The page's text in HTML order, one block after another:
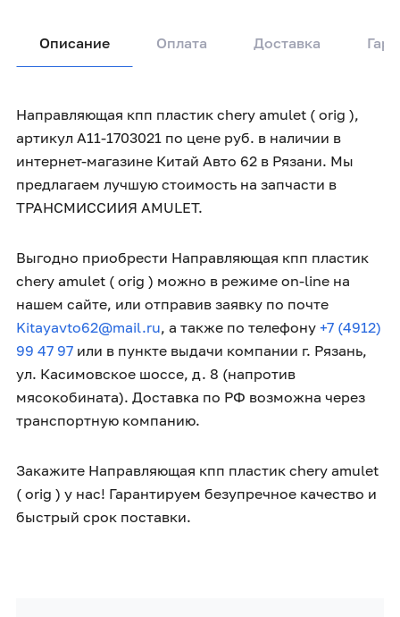
Описание Оплата Доставка
Направляющая кпп пластик chery amulet ( orig ),
артикул A11-1703021 по цене руб. в наличии в
интернет-магазине Китай Авто 62 в Рязани. Мы
предлагаем лучшую стоимость на запчасти в
ТРАНСМИССИИЯ AMULET.
Выгодно приобрести Направляющая кпп пластик
chery amulet ( orig ) можно в режиме on-line на
нашем сайте, или отправив заявку по почте
Kitayavto62@mail.ru, а также по телефону +7 (4912)
99 47 97 или в пункте выдачи компании г. Рязань,
ул. Касимовское шоссе, д. 8 (напротив
мясокобината). Доставка по РФ возможна через
транспортную компанию.
Закажите Направляющая кпп пластик chery amulet
( orig ) у нас! Гарантируем безупречное качество и
быстрый срок поставки.